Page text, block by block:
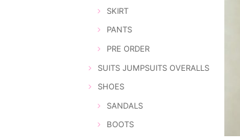
SKIRT
PANTS
PRE ORDER
SUITS JUMPSUITS OVERALLS
SHOES
SANDALS
BOOTS